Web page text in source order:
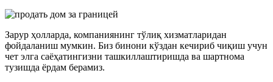
Зарур ҳолларда, компаниянинг тўлиқ хизматларидан
фойдаланиш мумкин. Биз бинони кўздан кечириб чиқиш учун
чет элга саёҳатингизни ташкиллаштиришда ва шартнома
тузишда ёрдам берамиз.